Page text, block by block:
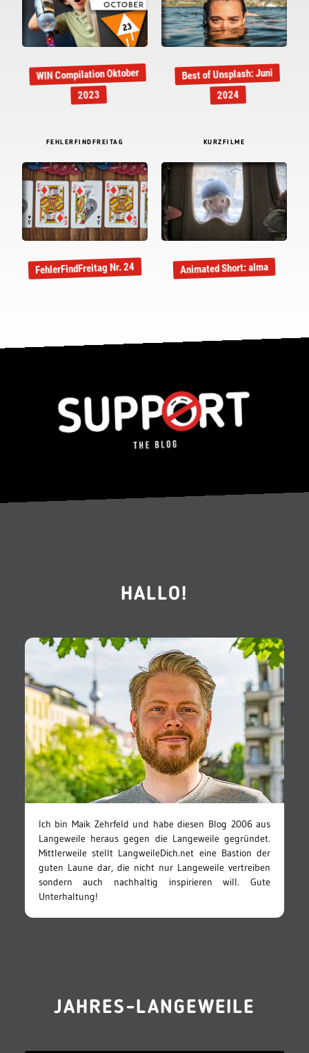
WIN Compilation Oktober
2023
Best of Unsplash: Juni
2024
FEHLERFINDFREITAG
FehlerFindFreitag Nr. 24
KURZFILME
Animated Short: alma
HALLO!
Ich bin Maik Zehrfeld und habe diesen Blog 2006 aus
Langeweile heraus gegen die Langeweile gegründet.
Mittlerweile stellt LangweileDich.net eine Bastion der
guten Laune dar, die nicht nur Langeweile vertreiben
sondern auch nachhaltig inspirieren will. Gute
Unterhaltung!
JAHRES-LANGEWEILE